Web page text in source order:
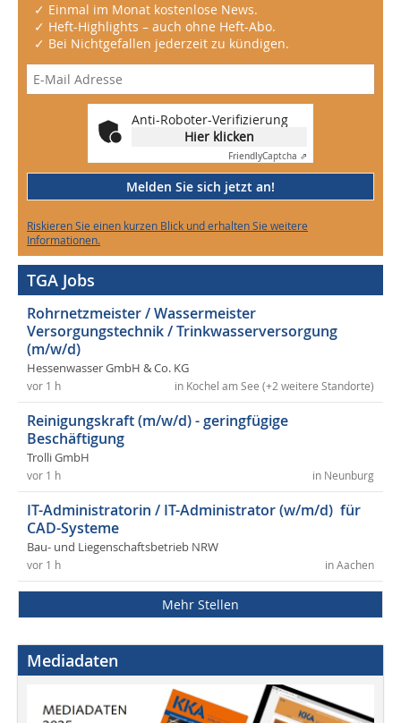
✓ Einmal im Monat kostenlose News.
✓ Heft-Highlights – auch ohne Heft-Abo.
✓ Bei Nichtgefallen jederzeit zu kündigen.
Anti-Roboter-Verifizierung
Hier klicken
FriendlyCaptcha ⇗
Melden Sie sich jetzt an!
Riskieren Sie einen kurzen Blick und erhalten Sie weitere
Informationen.
TGA Jobs
Rohrnetzmeister / Wassermeister
Versorgungstechnik / Trinkwasserversorgung
(m/w/d)
Hessenwasser GmbH & Co. KG
in Kochel am See (+2 weitere Standorte)
vor 1 h
Reinigungskraft (m/w/d) - geringfügige
Beschäftigung
Trolli GmbH
in Neunburg
vor 1 h
IT-Administratorin / IT-Administrator (w/m/d) für
CAD-Systeme
Bau- und Liegenschaftsbetrieb NRW
in Aachen
vor 1 h
Mehr Stellen
Mediadaten